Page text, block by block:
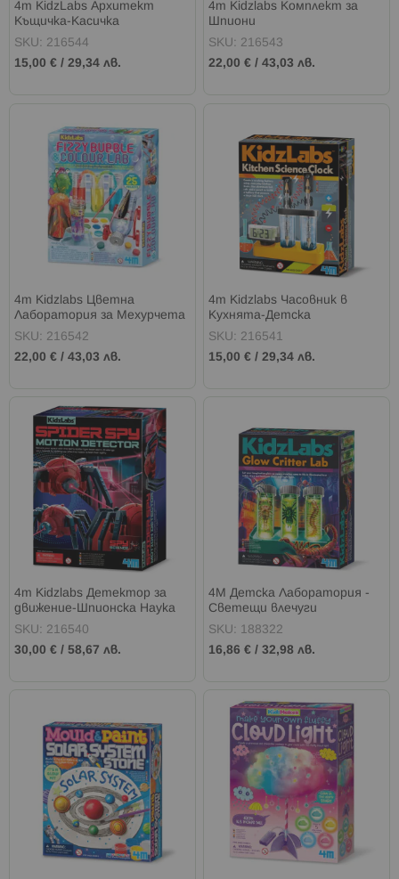
4m KidzLabs Архитект
Къщичка-Касичка
SKU: 216544
15,00 € / 29,34 лв.
4m Kidzlabs Комплект за
Шпиони
SKU: 216543
22,00 € /43,03 лв.
4m Kidzlabs Цветна
Лаборатория за Мехурчета
SKU: 216542
22,00 € / 43,03 лв.
4m Kidzlabs Часовник в
Кухнята-Детска
Лаборатори
SKU: 216541
15,00 € /29,34 лв.
4m Kidzlabs Детектор за
движение-Шпионска Наука
SKU: 216540
30,00 € / 58,67 лв.
4M Детска Лаборатория -
Светещи влечуги
SKU: 188322
16,86 € /32,98 лв.